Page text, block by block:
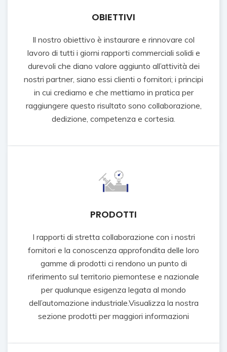
OBIETTIVI
Il nostro obiettivo è instaurare e rinnovare col
lavoro di tutti i giorni rapporti commerciali solidi e
durevoli che diano valore aggiunto all’attività dei
nostri partner, siano essi clienti o fornitori; i principi
in cui crediamo e che mettiamo in pratica per
raggiungere questo risultato sono collaborazione,
dedizione, competenza e cortesia.
PRODOTTI
I rapporti di stretta collaborazione con i nostri
fornitori e la conoscenza approfondita delle loro
gamme di prodotti ci rendono un punto di
riferimento sul territorio piemontese e nazionale
per qualunque esigenza legata al mondo
dell’automazione industriale.Visualizza la nostra
sezione prodotti per maggiori informazioni